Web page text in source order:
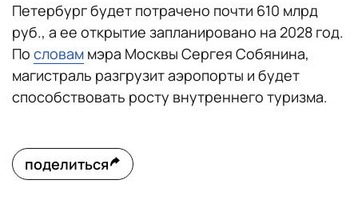
Петербург будет потрачено почти 610 млрд
руб., а ее открытие запланировано на 2028 год.
По словам мэра Москвы Сергея Собянина,
магистраль разгрузит аэропорты и будет
способствовать росту внутреннего туризма.
поделиться